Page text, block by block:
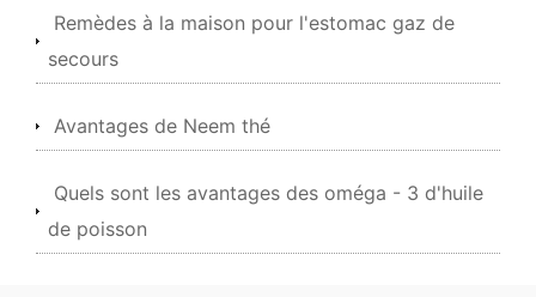
Remèdes à la maison pour l'estomac gaz de
secours
Avantages de Neem thé
Quels sont les avantages des oméga - 3 d'huile
de poisson